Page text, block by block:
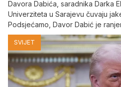
Davora Dabića, saradnika Darka
Univerziteta u Sarajevu čuvaju
Podsjećamo, Davor Dabić je
SVIJET